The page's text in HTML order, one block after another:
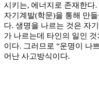
시키는, 에너지로 존재한다
자기계발(학문)을 통해 만
다. 생명을 나르는 것은 자
가 나르는데 타인의 일인
이다. 그러므로 “운명이 나
어난 사고방식이다.